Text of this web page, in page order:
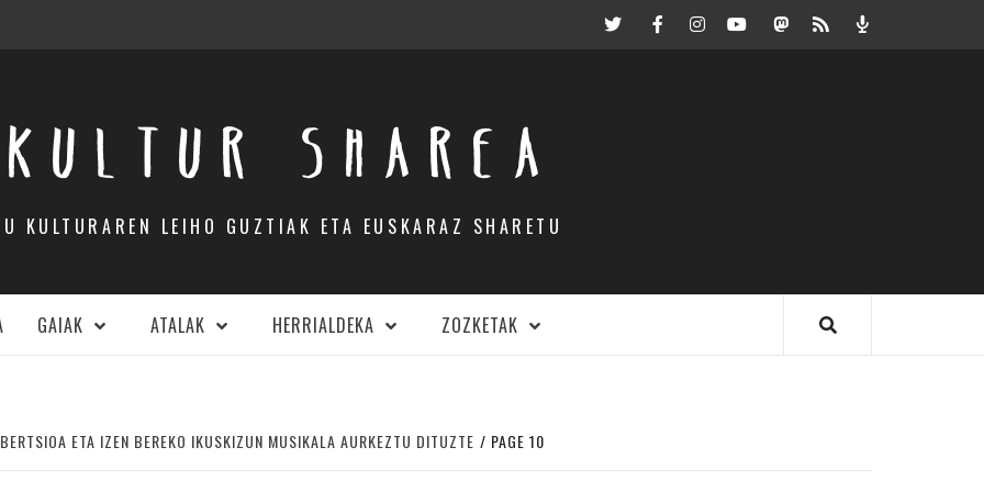
TwitterFacebookInstagramYoutubeMastodon.eus
RSS Podcast
KULTUR SHAREA
KULTURAREN LEIHO GUZTIAK ETA EUSKARAZ SHARETU
GAIAK ATALAK HERRIALDEKA ZOZKETAK
ETA IZEN BEREKO IKUSKIZUN MUSIKALA AURKEZTU DITUZTE PAGE 10